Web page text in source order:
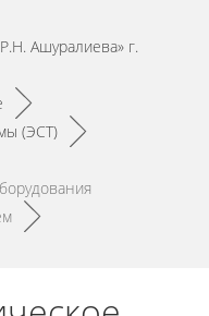
Ашуралиева» г.
►
(ЭСТ)
►
►